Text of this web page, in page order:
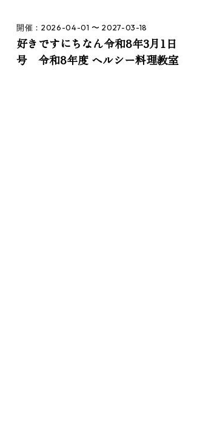
開催：2026-04-01 〜 2027-03-18
好きですにちなん令和8年3月1日
号 令和8年度 ヘルシー料理教室